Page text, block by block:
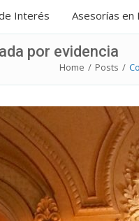
Interés Asesorías en
por evidencia
Home / Posts /